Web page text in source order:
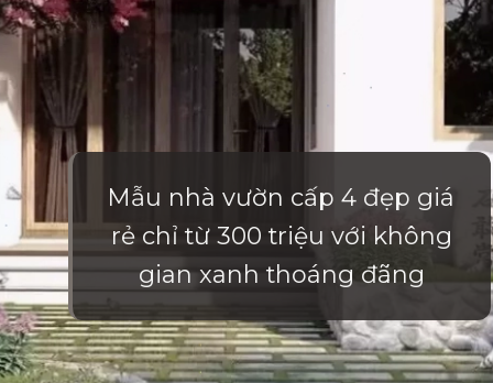
Mẫu nhà vườn cấp 4 đẹp giá
rẻ chỉ từ 300 triệu với không
gian xanh thoáng đãng